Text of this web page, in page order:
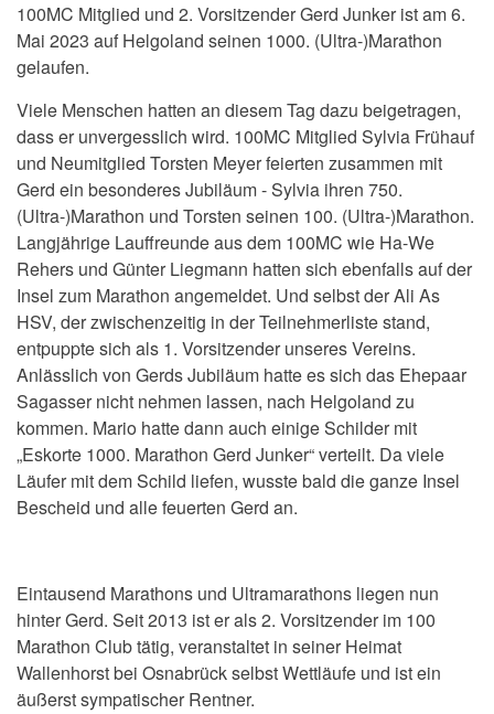
100MC Mitglied und 2. Vorsitzender Gerd Junker ist am 6.
Mai 2023 auf Helgoland seinen 1000. (Ultra-)Marathon
gelaufen.
Viele Menschen hatten an diesem Tag dazu beigetragen,
dass er unvergesslich wird. 100MC Mitglied Sylvia Frühauf
und Neumitglied Torsten Meyerfeierten zusammen mit
Gerd ein besonderes Jubiläum - Sylvia ihren 750.
(Ultra-)Marathon und Torsten seinen 100. (Ultra-)Marathon.
Langjährige Lauffreunde aus dem 100MC wie Ha-We
Rehers und Günter Liegmann hatten sich ebenfalls auf der
Insel zum Marathon angemeldet. Und selbst der Ali As
HSV, der zwischenzeitig in der Teilnehmerliste stand,
entpuppte sich als 1. Vorsitzender unseres Vereins.
Anlässlich von Gerds Jubiläum hatte es sich das Ehepaar
Sagasser nicht nehmen lassen, nach Helgoland zu
kommen. Mario hatte dann auch einige Schilder mit
„Eskorte 1000. Marathon Gerd Junker“ verteilt. Da viele
Läufer mit dem Schild liefen, wusste bald die ganze Insel
Bescheid und alle feuerten Gerd an.
Eintausend Marathons und Ultramarathons liegen nun
hinter Gerd. Seit 2013 ist er als 2. Vorsitzender im 100
Marathon Club tätig, veranstaltet in seiner Heimat
Wallenhorst bei Osnabrück selbst Wettläufe und ist ein
äußerst sympatischer Rentner.